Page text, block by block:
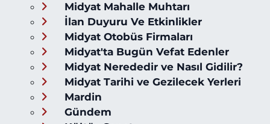
Midyat Mahalle Muhtarı
İlan Duyuru Ve Etkinlikler
Midyat Otobüs Firmaları
Midyat'ta Bugün Vefat Edenler
Midyat Nerededir ve Nasıl Gidilir?
Midyat Tarihi ve Gezilecek Yerleri
Mardin
Gündem